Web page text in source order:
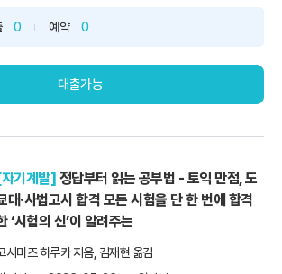
0 예약 0
대출가능
기계발] 정답부터 읽는 공부법 - 토익 만점, 도
대·사법고시 합격 모든 시험을 단 한 번에 합격
‘시험의 신’이 알려주는
시미즈 하루카 지음, 김재현 옮김